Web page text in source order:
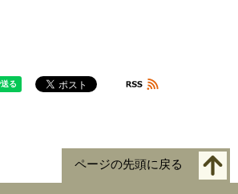
ページの先頭に戻る